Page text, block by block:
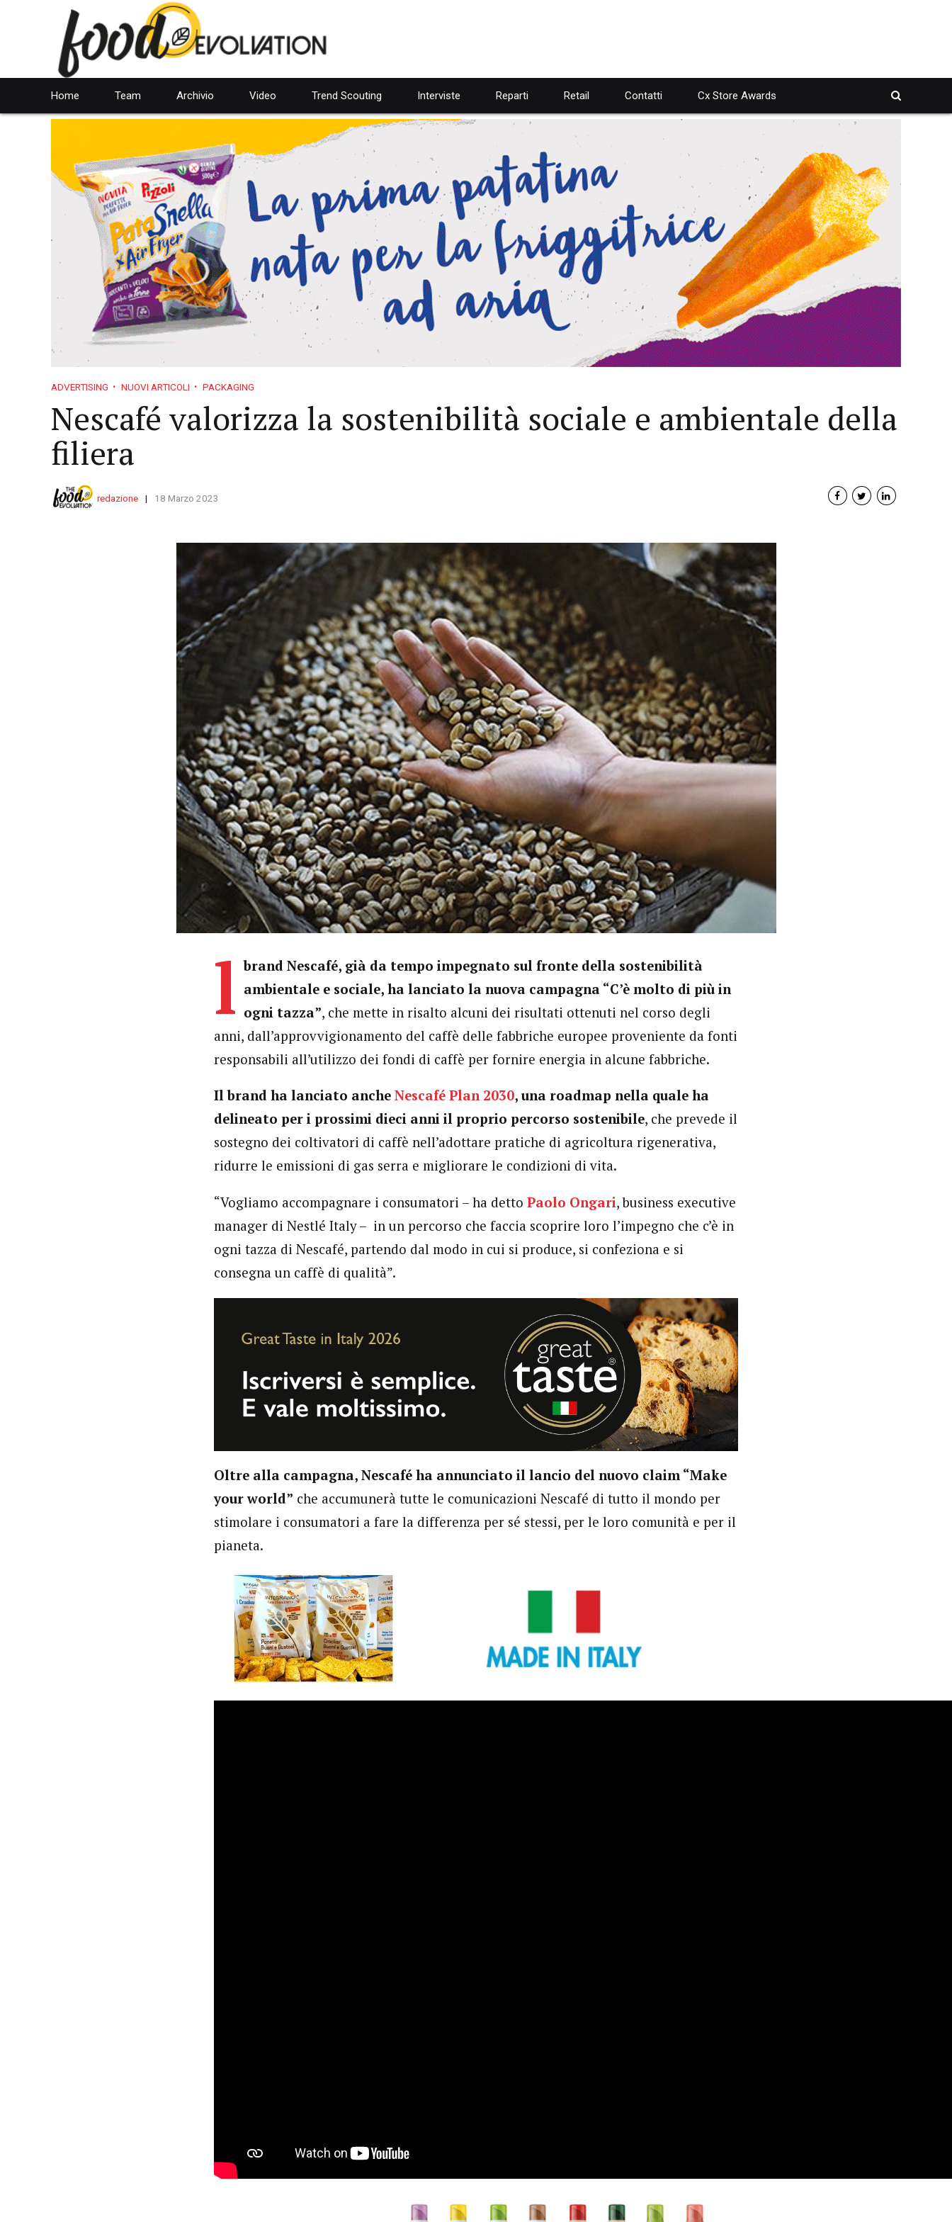
Home Team Archivio Video Trend Scouting Interviste Reparti Retail Contatti Cx Store Awards
ADVERTISING NUOVI ARTICOLI PACKAGING
Nescafé valorizza la sostenibilità sociale e ambientale della
filiera
redazione 18 Marzo 2023
l brand Nescafé, già da tempo impegnato sul fronte della sostenibilità
ambientale e sociale, ha lanciato la nuova campagna “C’è molto di più in
ogni tazza”, che mette in risalto alcuni dei risultati ottenuti nel corso degli
anni, dall’approvvigionamento del caffè delle fabbriche europee proveniente da fonti
responsabili all’utilizzo dei fondi di caffè per fornire energia in alcune fabbriche.
Il brand ha lanciato anche Nescafé Plan 2030, una roadmap nella quale ha
delineato per i prossimi dieci anni il proprio percorso sostenibile, che prevede il
sostegno dei coltivatori di caffè nell’adottare pratiche di agricoltura rigenerativa,
ridurre le emissioni di gas serra e migliorare le condizioni di vita.
“Vogliamo accompagnare i consumatori – ha detto Paolo Ongari, business executive
manager di Nestlé Italy – in un percorso che faccia scoprire loro l’impegno che c’è in
ogni tazza di Nescafé, partendo dal modo in cui si produce, si confeziona e si
consegna un caffè di qualità”.
Oltre alla campagna, Nescafé ha annunciato il lancio del nuovo claim “Make
your world” che accumunerà tutte le comunicazioni Nescafé di tutto il mondo per
stimolare i consumatori a fare la differenza per sé stessi, per le loro comunità e per il
pianeta.